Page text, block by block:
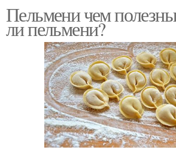
Пельмени чем
ли пельмени?